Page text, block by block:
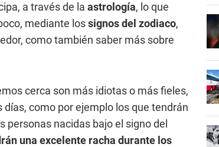
a través de la astrología, lo que
mediante lossignos del zodiaco,
como también saber más sobre
cerca son más idiotas o más fieles,
como por ejemplo los que tendrán
personas nacidas bajo el signo del
una excelente racha durante los